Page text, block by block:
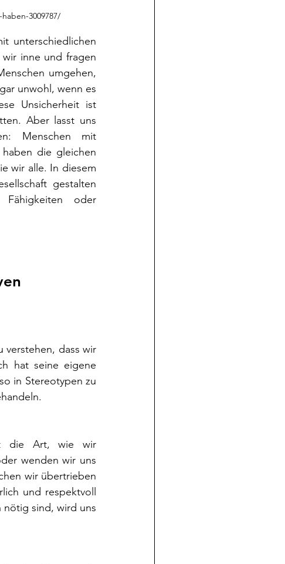
3009787/
unterschiedlichen
inne und fragen
umgehen,
unwohl, wenn es
Unsicherheit ist
Aber lasst uns
Menschen mit
die gleichen
wir alle. In diesem
gestalten
oder
verstehen, dass wir
hat seine eigene
in Stereotypen zu
die Art, wie wir
wenden wir uns
wir übertrieben
und respektvoll
nötig sind, wird uns